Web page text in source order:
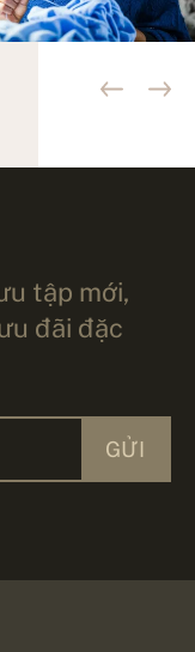
tập mới,
đãi đặc
GỬI